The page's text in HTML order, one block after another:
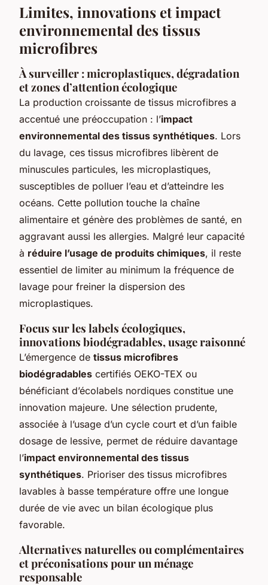
Limites, innovations et impact
environnemental des tissus
microfibres
À surveiller : microplastiques, dégradation
et zones d’attention écologique
La production croissante de tissus microfibres a
accentué une préoccupation : l’impact
environnemental des tissus synthétiques. Lors
du lavage, ces tissus microfibres libèrent de
minuscules particules, les microplastiques,
susceptibles de polluer l’eau et d’atteindre les
océans. Cette pollution touche la chaîne
alimentaire et génère des problèmes de santé, en
aggravant aussi les allergies. Malgré leur capacité
à réduire l’usage de produits chimiques, il reste
essentiel de limiter au minimum la fréquence de
lavage pour freiner la dispersion des
microplastiques.
Focus sur les labels écologiques,
innovations biodégradables, usage raisonné
L’émergence de tissus microfibres
biodégradables certifiés OEKO-TEX ou
bénéficiant d’écolabels nordiques constitue une
innovation majeure. Une sélection prudente,
associée à l’usage d’un cycle court et d’un faible
dosage de lessive, permet de réduire davantage
l’impact environnemental des tissus
synthétiques. Prioriser des tissus microfibres
lavables à basse température offre une longue
durée de vie avec un bilan écologique plus
favorable.
Alternatives naturelles ou complémentaires
et préconisations pour un ménage
responsable